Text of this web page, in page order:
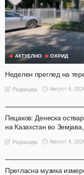
АКТУЕЛНО ОХРИД
Неделен преглед на
Редакција Август 4,
Пецаков: Денеска
на Казахстан во
Редакција Август 4,
Прегласна музика